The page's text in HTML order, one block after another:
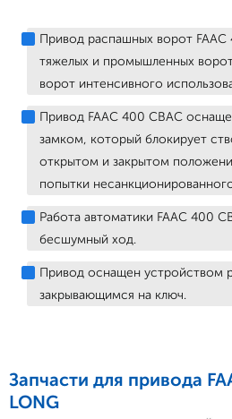
Привод распашных ворот FAAC
тяжелых и промышленных
ворот интенсивного
Привод FAAC 400 CBAC
замком, который блокирует
открытом и закрытом
попытки
Работа автоматики FAAC 400
бесшумный ход.
Привод оснащен устройством
закрывающимся на ключ.
Запчасти для привода
LONG